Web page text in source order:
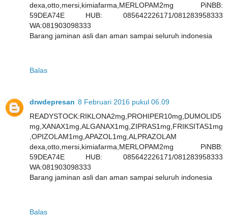
dexa,otto,mersi,kimiafarma,MERLOPAM2mg PiNBB:
59DEA74E HUB: 085642226171/081283958333
WA:081903098333
Barang jaminan asli dan aman sampai seluruh indonesia
Balas
drwdepresan 8 Februari 2016 pukul 06.09
READYSTOCK:RIKLONA2mg,PROHIPER10mg,DUMOLID5
mg,XANAX1mg,ALGANAX1mg,ZIPRAS1mg,FRIKSITAS1mg
,OPIZOLAM1mg,APAZOL1mg,ALPRAZOLAM
dexa,otto,mersi,kimiafarma,MERLOPAM2mg PiNBB:
59DEA74E HUB: 085642226171/081283958333
WA:081903098333
Barang jaminan asli dan aman sampai seluruh indonesia
Balas